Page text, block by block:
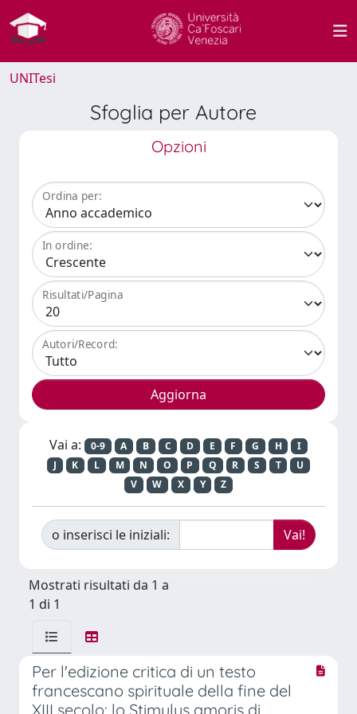
UNITesi
Sfoglia per Autore
Opzioni
Ordina per:
In ordine:
Risultati/Pagina
Autori/Record:
Vai a: 0-9 A B C D E F G H
I
J
K L M N O P Q R S T
U
V
W X Y Z
o inserisci le iniziali:
Mostrati risultati da 1 a
1 di 1
Per l'edizione critica di un testo
francescano spirituale della fine del
XIII secolo: lo Stimulus amoris di